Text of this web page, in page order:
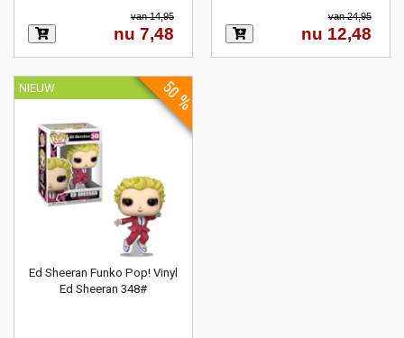
van 14,95
nu 7,48
van 24,95
nu 12,48
NIEUW
Ed Sheeran Funko Pop! Vinyl
Ed Sheeran 348#
50 %